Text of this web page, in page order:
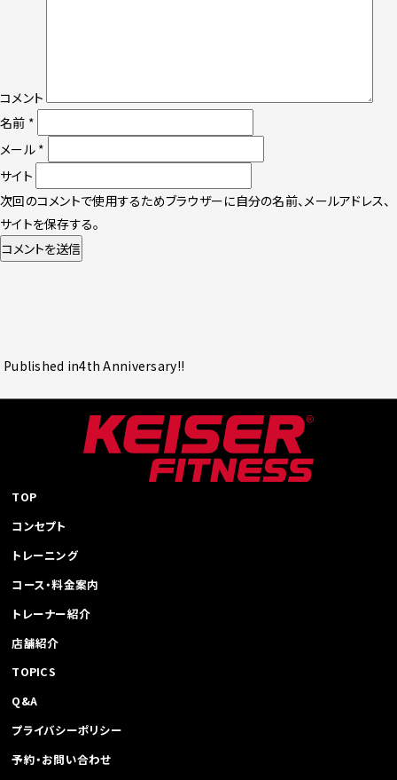
コメント
名前 *
メール *
サイト
次回のコメントで使用するためブラウザーに自分の名前、メールアドレス、
サイトを保存する。
投
ナ
シ
ョ
ン
Published in4th Anniversary!!
TOP
コンセプト
トレーニング
コース・料金案内
トレーナー紹介
店舗紹介
TOPICS
Q&A
プライバシーポリシー
予約・お問い合わせ